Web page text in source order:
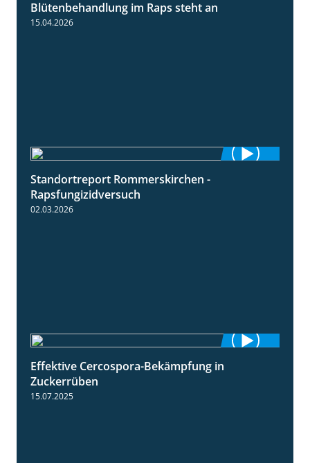
Blütenbehandlung im Raps steht an
15.04.2026
Standortreport Rommerskirchen -
Rapsfungizidversuch
02.03.2026
Effektive Cercospora-Bekämpfung in
Zuckerrüben
15.07.2025